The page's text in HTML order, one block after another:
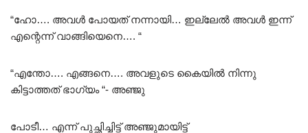
“ഹോ…. അവൾ പോയത് നന്നായി… ഇല്ലേൽ അവൾ ഇന്ന്
എന്റെന്ന് വാങ്ങിയെനെ…. “
“എന്തോ…. എങ്ങനെ…. അവളുടെ കൈയിൽ നിന്നു
കിട്ടാത്തത് ഭാഗ്യം “- അഞ്ജു
പോടീ… എന്ന് പുച്ഛിച്ചിട്ട് അഞ്ജുമായിട്ട്